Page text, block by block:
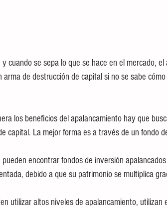
cuando se sepa lo que se hace en el mercado,
de destrucción de capital si no se sabe
los beneficios del apalancamiento hay que
capital. La mejor forma es a través de un fondo
encontrar fondos de inversión
debido a que su patrimonio se multiplica
utilizar altos niveles de apalancamiento, utilizan